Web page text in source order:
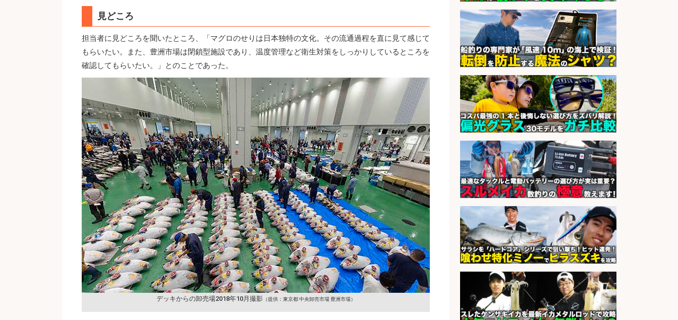
見どころ
担当者に見どころを聞いたところ、「マグロのせりは日本独特の文化。その流通過程を直に見て感じて
もらいたい。また、豊洲市場は閉鎖型施設であり、温度管理など衛生対策をしっかりしているところを
確認してもらいたい。」とのことであった。
デッキからの卸売場2018年10月撮影 （提供：東京都 中央卸売市場 豊洲市場）
進業務
会社名 株式会社天龍
sponsored by 求人ボックス
営業事務/「大津市」釣り具メーカ
ーの物流事務・営業アシスタント/
小野駅から徒歩6分/「時給1,300
円」/大型連休あり×残業なし×土日
祝休み/滋賀県
会社名 株式会社ホットスタッフ滋賀
sponsored by 求人ボックス
釣り好き必見「釣具の設計開
発」/DAIWA公認製品/年休117日
会社名
ッツ
sponsored by 求人ボックス
さらに求人情報を見る